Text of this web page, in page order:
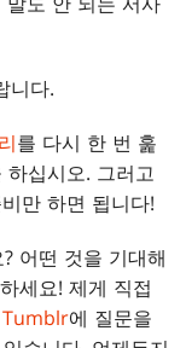
니다.
를 다시 한 번 훑
하십시오. 그러고
만 하면 됩니다!
어떤 것을 기대해
세요! 제게 직접
에 질문을